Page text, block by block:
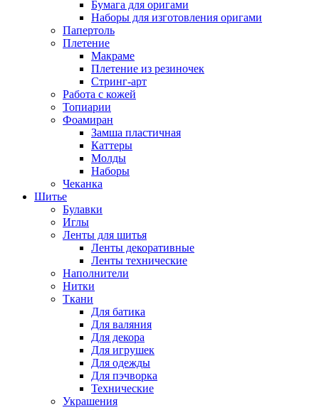
Бумага для оригами
Наборы для изготовления оригами
Папертоль
Плетение
Макраме
Плетение из резиночек
Стринг-арт
Работа с кожей
Топиарии
Фоамиран
Замша пластичная
Каттеры
Молды
Наборы
Чеканка
Шитье
Булавки
Иглы
Ленты для шитья
Ленты декоративные
Ленты технические
Наполнители
Нитки
Ткани
Для батика
Для валяния
Для декора
Для игрушек
Для одежды
Для пэчворка
Технические
Украшения